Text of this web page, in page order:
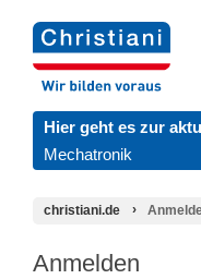
Hier geht es zur
Mechatronik
christiani.de
Anmelden